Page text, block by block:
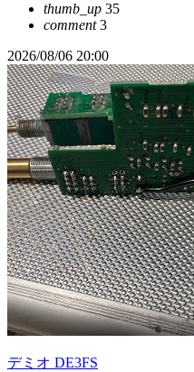
thumb_up 35
comment3
2026/08/06 20:00
デミオ DE3FS